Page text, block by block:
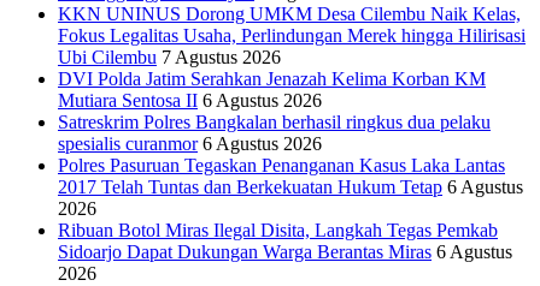
KKN UNINUS Dorong UMKM Desa Cilembu Naik Kelas,
Fokus Legalitas Usaha, Perlindungan Merek hingga Hilirisasi
Ubi Cilembu 7 Agustus 2026
DVI Polda Jatim Serahkan Jenazah Kelima Korban KM
Mutiara Sentosa II 6 Agustus 2026
Satreskrim Polres Bangkalan berhasil ringkus dua pelaku
spesialis curanmor 6 Agustus 2026
Polres Pasuruan Tegaskan Penanganan Kasus Laka Lantas
2017 Telah Tuntas dan Berkekuatan Hukum Tetap 6 Agustus
2026
Ribuan Botol Miras Ilegal Disita, Langkah Tegas Pemkab
Sidoarjo Dapat Dukungan Warga Berantas Miras 6 Agustus
2026